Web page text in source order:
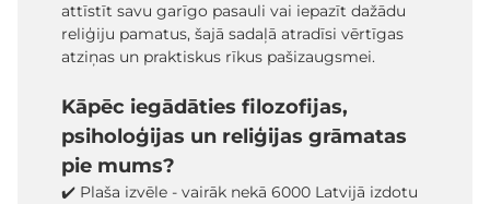
attīstīt savu garīgo pasauli vai iepazīt dažādu
reliģiju pamatus, šajā sadaļā atradīsi vērtīgas
atziņas un praktiskus rīkus pašizaugsmei.
Kāpēc iegādāties filozofijas,
psiholoģijas un reliģijas grāmatas
pie mums?
✔️ Plaša izvēle - vairāk nekā 6000 Latvijā izdotu